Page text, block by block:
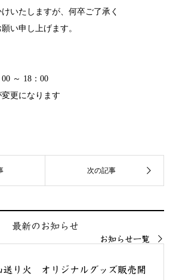
いたしますが、何卒ご了承く
い申し上げます。
00 ～ 18：00
更になります
最新のお知らせ
お知らせ一覧
り火 オリジナルグッズ販売開